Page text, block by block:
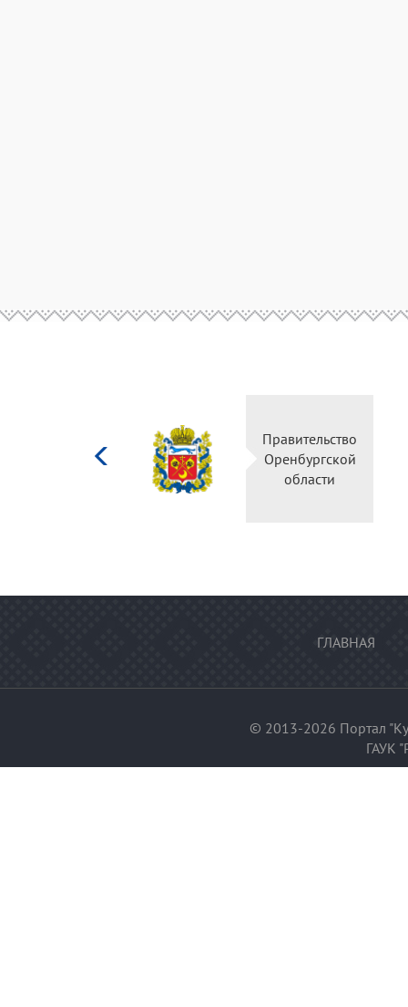
Правительство
Оренбургской
области
ГЛАВНАЯ
© 2013-2026 Портал
ГАУК